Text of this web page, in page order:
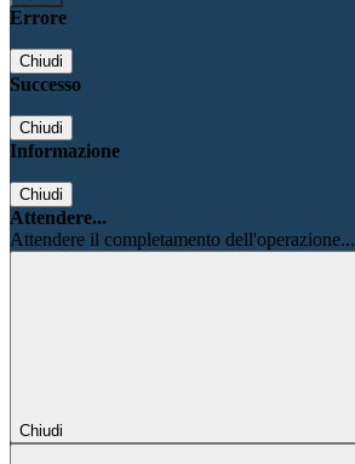
Errore
Chiudi
Successo
Chiudi
Informazione
Chiudi
Attendere...
Attendere il completamento dell'operazione...
Chiudi